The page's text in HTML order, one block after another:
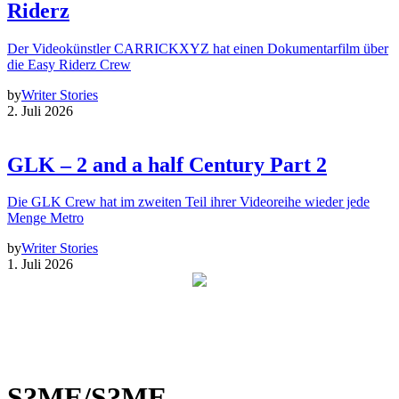
Riderz
Der Videokünstler CARRICKXYZ hat einen Dokumentarfilm über
die Easy Riderz Crew
byWriter Stories
2. Juli 2026
GLK – 2 and a half Century Part 2
Die GLK Crew hat im zweiten Teil ihrer Videoreihe wieder jede
Menge Metro
byWriter Stories
1. Juli 2026